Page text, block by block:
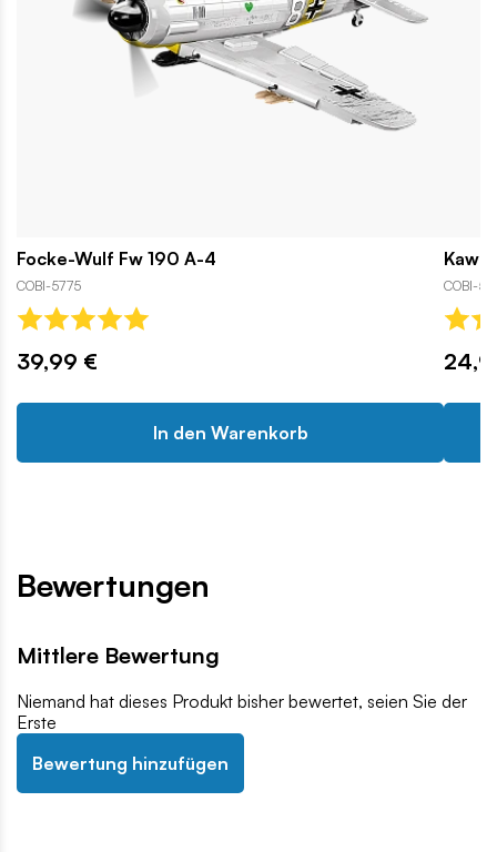
Focke-Wulf Fw 190 A-4
COBI-5775
39,99 €
In den Warenkorb
COBI-
Bewertungen
Mittlere Bewertung
Niemand hat dieses Produkt bisher bewertet, seien Sie der
Erste
Bewertung hinzufügen